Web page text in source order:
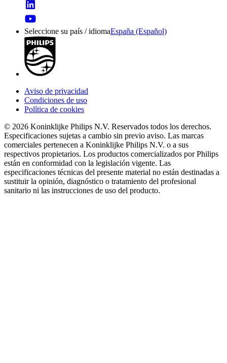
Seleccione su país / idiomaEspaña (Español)
Aviso de privacidad
Condiciones de uso
Política de cookies
© 2026 Koninklijke Philips N.V. Reservados todos los derechos.
Especificaciones sujetas a cambio sin previo aviso. Las marcas
comerciales pertenecen a Koninklijke Philips N.V. o a sus
respectivos propietarios. Los productos comercializados por Philips
están en conformidad con la legislación vigente. Las
especificaciones técnicas del presente material no están destinadas a
sustituir la opinión, diagnóstico o tratamiento del profesional
sanitario ni las instrucciones de uso del producto.